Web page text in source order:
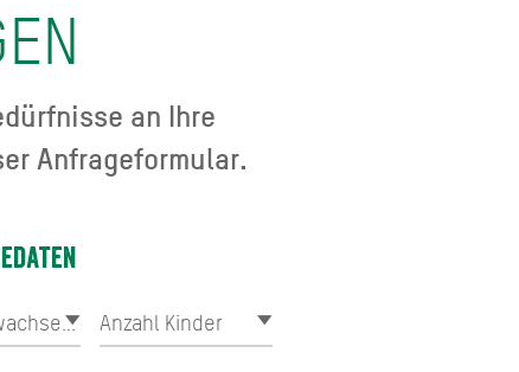
an Ihre
Anfrageformular.